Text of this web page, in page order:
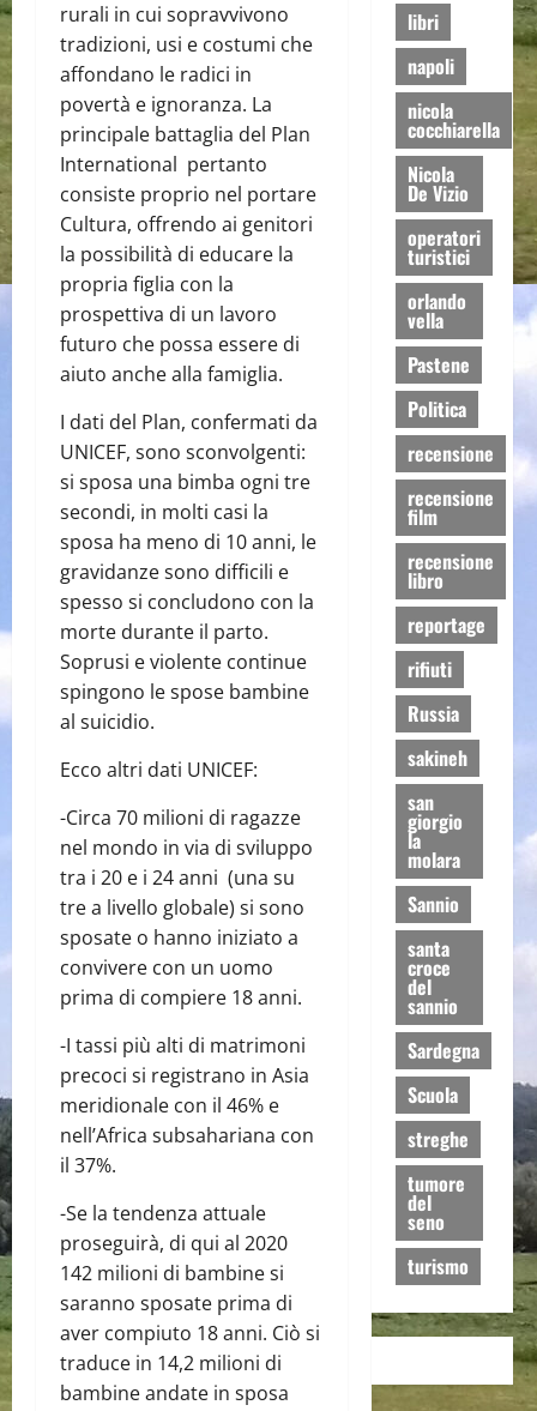
rurali in cui sopravvivono
tradizioni, usi e costumi che
affondano le radici in
povertà e ignoranza. La
principale battaglia del Plan
International pertanto
consiste proprio nel portare
Cultura, offrendo ai genitori
la possibilità di educare la
propria figlia con la
prospettiva di un lavoro
futuro che possa essere di
aiuto anche alla famiglia.
I dati del Plan, confermati da
UNICEF, sono sconvolgenti:
si sposa una bimba ogni tre
secondi, in molti casi la
sposa ha meno di 10 anni, le
gravidanze sono difficili e
spesso si concludono con la
morte durante il parto.
Soprusi e violente continue
spingono le spose bambine
al suicidio.
Ecco altri dati UNICEF:
-Circa 70 milioni di ragazze
nel mondo in via di sviluppo
tra i 20 e i 24 anni (una su
tre a livello globale) si sono
sposate o hanno iniziato a
convivere con un uomo
prima di compiere 18 anni.
-I tassi più alti di matrimoni
precoci si registrano in Asia
meridionale con il 46% e
nell’Africa subsahariana con
il 37%.
-Se la tendenza attuale
proseguirà, di qui al 2020
142 milioni di bambine si
saranno sposate prima di
aver compiuto 18 anni. Ciò si
traduce in 14,2 milioni di
bambine andate in sposa
libri
napoli
nicola
cocchiarella
Nicola
De Vizio
operatori
turistici
orlando
vella
Pastene
Politica
recensione
recensione
film
recensione
libro
reportage
rifiuti
Russia
sakineh
san
giorgio
la
molara
Sannio
santa
croce
del
sannio
Sardegna
Scuola
streghe
tumore
del
seno
turismo